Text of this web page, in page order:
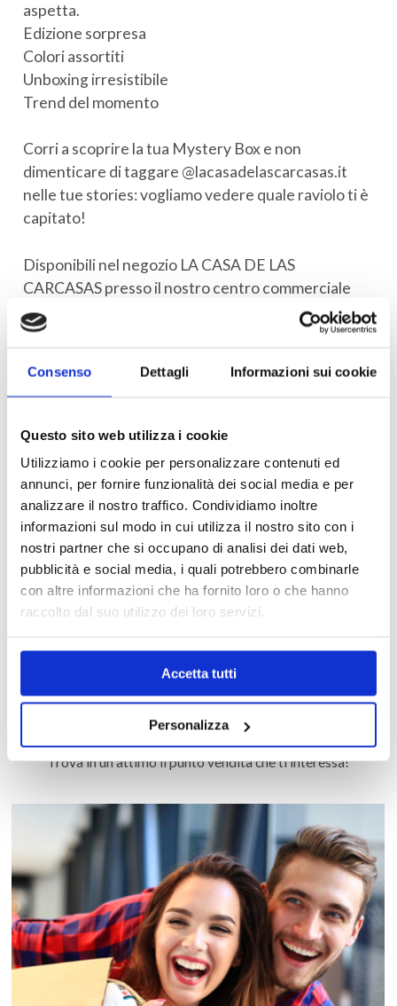
Consenso Dettagli Informazioni sui cookie
Questo sito web utilizza i cookie
Utilizziamo i cookie per personalizzare contenuti ed
annunci, per fornire funzionalità dei social media e per
analizzare il nostro traffico. Condividiamo inoltre
informazioni sul modo in cui utilizza il nostro sito con i
nostri partner che si occupano di analisi dei dati web,
pubblicità e social media, i quali potrebbero combinarle
con altre informazioni che ha fornito loro o che hanno
raccolto dal suo utilizzo dei loro servizi.
Accetta tutti
Personalizza
aspetta.
Edizione sorpresa
Colori assortiti
Unboxing irresistibile
Trend del momento
Corri a scoprire la tua Mystery Box e non
dimenticare di taggare @lacasadelascarcasas.it
nelle tue stories: vogliamo vedere quale raviolo ti è
capitato!
Disponibili nel negozio LA CASA DE LAS
CARCASAS presso il nostro centro commerciale
oppure sul sito web
www.lacasadelascarcasas.it/
MAPPA DEL CENTRO
Trova in un attimo il punto vendita che ti interessa!